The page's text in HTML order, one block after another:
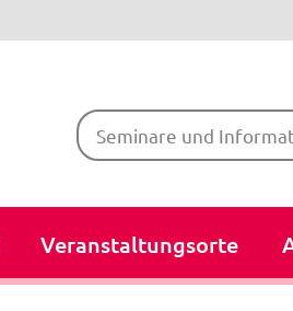
Suchbegriffe
Veranstaltungsorte